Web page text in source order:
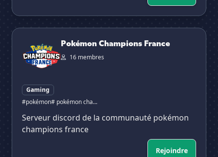
Pokémon Champions France
Pokémon Champions France
16 membres
Gaming
#pokémon# pokémon cha...
Serveur discord de la communauté pokémon
champions france
Rejoindre